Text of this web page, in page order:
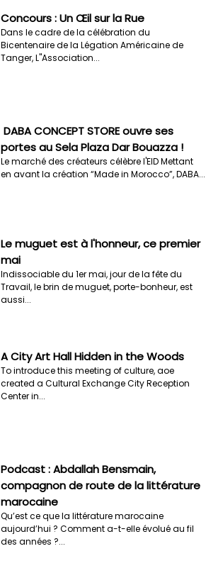
Concours : Un Œil sur la Rue
Dans le cadre de la célébration du
Bicentenaire de la Légation Américaine de
Tanger, L''Association...
​ DABA CONCEPT STORE ouvre ses
portes au Sela Plaza Dar Bouazza !
Le marché des créateurs célèbre l'EID Mettant
en avant la création “Made in Morocco”, DABA...
Le muguet est à l'honneur, ce premier
mai
Indissociable du 1er mai, jour de la fête du
Travail, le brin de muguet, porte-bonheur, est
aussi...
A City Art Hall Hidden in the Woods
To introduce this meeting of culture, aoe
created a Cultural Exchange City Reception
Center in...
Podcast : Abdallah Bensmain,
compagnon de route de la littérature
marocaine
Qu’est ce que la littérature marocaine
aujourd’hui ? Comment a-t-elle évolué au fil
des années ?...